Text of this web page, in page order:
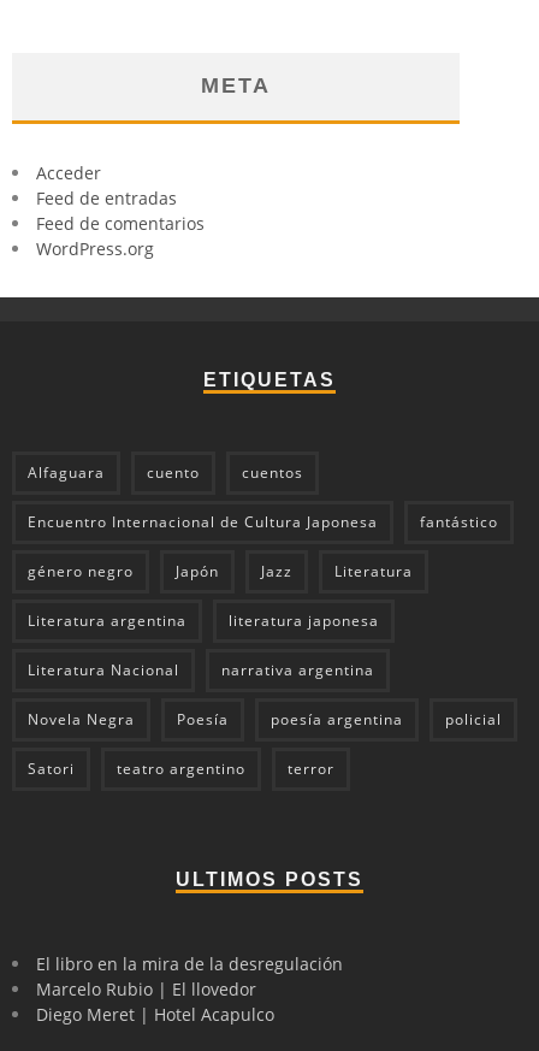
META
Acceder
Feed de entradas
Feed de comentarios
WordPress.org
ETIQUETAS
Alfaguara cuento cuentos
Encuentro Internacional de Cultura Japonesa fantástico
género negro Japón Jazz Literatura
Literatura argentina literatura japonesa
Literatura Nacional narrativa argentina
Novela Negra Poesía poesía argentina policial
Satori teatro argentino terror
ULTIMOS POSTS
El libro en la mira de la desregulación
Marcelo Rubio | El llovedor
Diego Meret | Hotel Acapulco